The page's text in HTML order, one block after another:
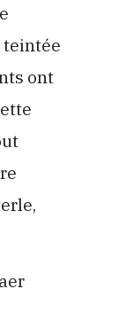
teintée
ont